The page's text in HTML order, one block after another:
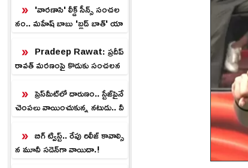
'వారణాసి' లీక్డ్ సీన్స్ సంచల
నం.. మహేష్ బాబు 'బ్లడ్ బాత్' యా
Pradeep Rawat: ప్రదీప్
రావత్ మరణంపై కొడుకు సంచలన
ప్రెస్‌మీట్‌లో దారుణం.. స్టేజ్‌పైనే
చెంప‌లు వాయించుకున్న న‌టుడు.. వీ
బిగ్ ట్విస్ట్.. రేపు రిలీజ్ కావాల్సి
న మూవీ సడెన్‌గా వాయిదా.!